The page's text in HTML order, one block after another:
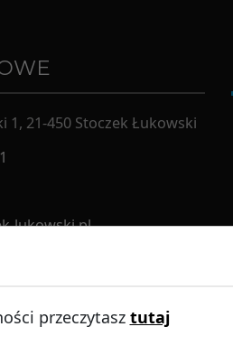
1, 21-450 Stoczek Łukowski
lukowski.pl
przeczytasz tutaj